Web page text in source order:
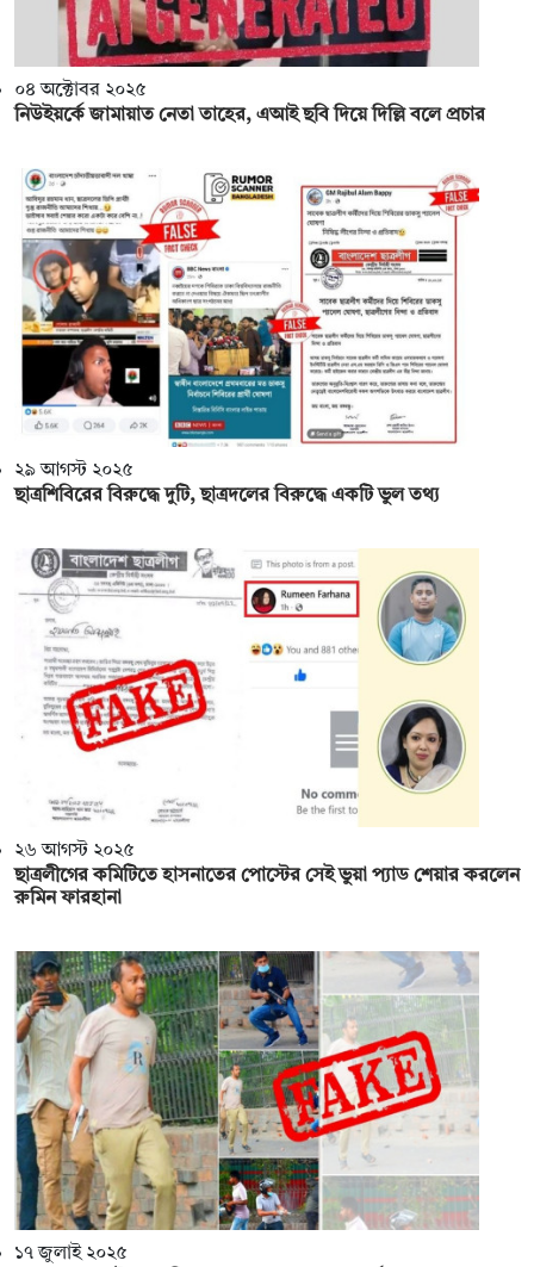
০৪ অক্টোবর ২০২৫
নিউইয়র্কে জামায়াত নেতা তাহের, ‌এআই ছবি দিয়ে দিল্লি বলে প্রচার
২৯ আগস্ট ২০২৫
ছাত্রশিবিরের বিরুদ্ধে দুটি, ছাত্রদলের বিরুদ্ধে একটি ভুল তথ্য
২৬ আগস্ট ২০২৫
ছাত্রলীগের কমিটিতে হাসনাতের পোস্টের সেই ভুয়া প্যাড শেয়ার করলেন
রুমিন ফারহানা
১৭ জুলাই ২০২৫